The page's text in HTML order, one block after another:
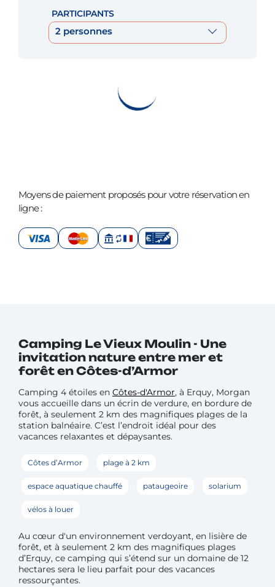
PARTICIPANTS
2 personnes
Moyens de paiement proposés pour votre réservation en
ligne :
Camping Le Vieux Moulin - Une
invitation nature entre mer et
forêt en Côtes-d’Armor
Camping 4 étoiles en Côtes-d'Armor, à Erquy, Morgan
vous accueille dans un écrin de verdure, en bordure de
forêt, à seulement 2 km des magnifiques plages de la
station balnéaire. C’est l’endroit idéal pour des
vacances relaxantes et dépaysantes.
Côtes d’Armor plage à 2 km
espace aquatique chauffé pataugeoire solarium
vélos à louer
Au cœur d'un environnement verdoyant, en lisière de
forêt, et à seulement 2 km des magnifiques plages
d’Erquy, ce camping qui s’étend sur un domaine de 12
hectares sera le lieu parfait pour des vacances
ressourçantes.